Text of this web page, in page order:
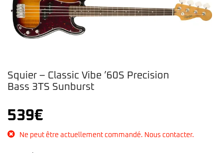
Squier – Classic Vibe ’60S Precision
Bass 3TS Sunburst
539€
Ne peut être actuellement commandé. Nous contacter.